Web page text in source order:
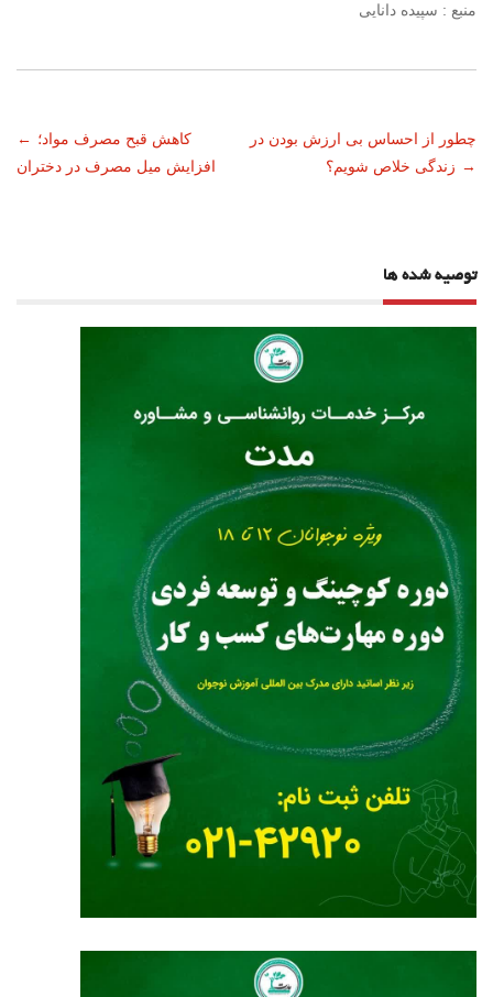
منبع : سپیده دانایی
ناوبری
نوشته
← کاهش قبح مصرف مواد؛
افزایش میل مصرف در دختران
چطور از احساس بی ارزش بودن در
زندگی خلاص شویم؟ →
توصیه شده ها